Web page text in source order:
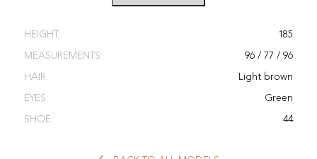
HEIGHT: 185
MEASUREMENTS: 96 / 77 / 96
HAIR: Light brown
EYES: Green
SHOE: 44